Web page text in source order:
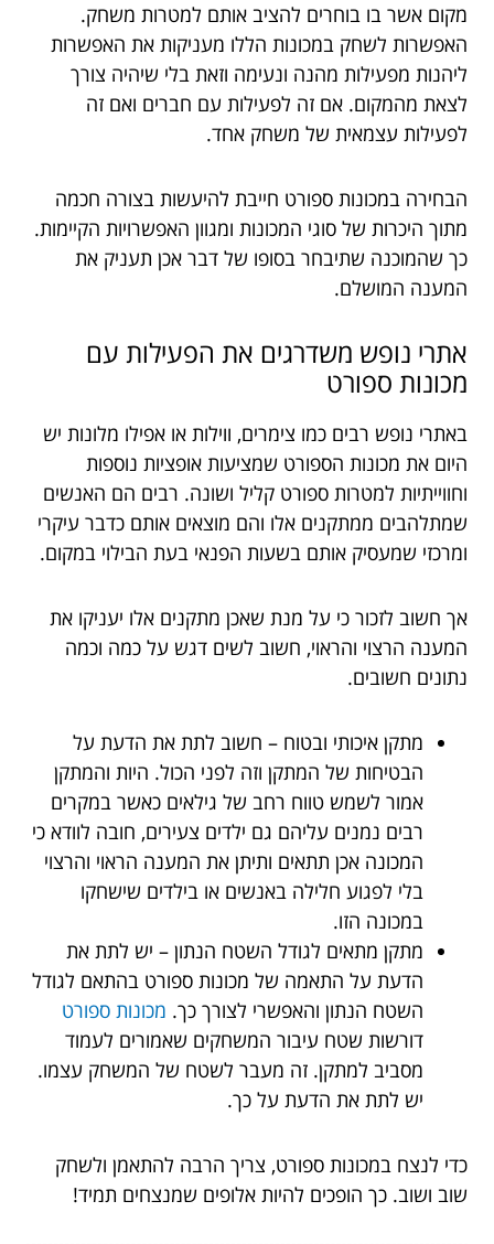
מקום אשר בו בוחרים להציב אותם למטרות משחק.
האפשרות לשחק במכונות הללו מעניקות את האפשרות
ליהנות מפעילות מהנה ונעימה וזאת בלי שיהיה צורך
לצאת מהמקום. אם זה לפעילות עם חברים ואם זה
לפעילות עצמאית של משחק אחד.
הבחירה במכונות ספורט חייבת להיעשות בצורה חכמה
מתוך היכרות של סוגי המכונות ומגוון האפשרויות הקיימות.
כך שהמוכנה שתיבחר בסופו של דבר אכן תעניק את
המענה המושלם.
אתרי נופש משדרגים את הפעילות עם
מכונות ספורט
באתרי נופש רבים כמו צימרים, ווילות או אפילו מלונות יש
היום את מכונות הספורט שמציעות אופציות נוספות
וחווייתיות למטרות ספורט קליל ושונה. רבים הם האנשים
שמתלהבים ממתקנים אלו והם מוצאים אותם כדבר עיקרי
ומרכזי שמעסיק אותם בשעות הפנאי בעת הבילוי במקום.
אך חשוב לזכור כי על מנת שאכן מתקנים אלו יעניקו את
המענה הרצוי והראוי, חשוב לשים דגש על כמה וכמה
נתונים חשובים.
מתקן איכותי ובטוח – חשוב לתת את הדעת על
הבטיחות של המתקן וזה לפני הכול. היות והמתקן
אמור לשמש טווח רחב של גילאים כאשר במקרים
רבים נמנים עליהם גם ילדים צעירים, חובה לוודא כי
המכונה אכן תתאים ותיתן את המענה הראוי והרצוי
בלי לפגוע חלילה באנשים או בילדים שישחקו
במכונה הזו.
מתקן מתאים לגודל השטח הנתון – יש לתת את
הדעת על התאמה של מכונות ספורט בהתאם לגודל
השטח הנתון והאפשרי לצורך כך. מכונות ספורט
דורשות שטח עיבור המשחקים שאמורים לעמוד
מסביב למתקן. זה מעבר לשטח של המשחק עצמו.
יש לתת את הדעת על כך.
כדי לנצח במכונות ספורט, צריך הרבה להתאמן ולשחק
שוב ושוב. כך הופכים להיות אלופים שמנצחים תמיד!